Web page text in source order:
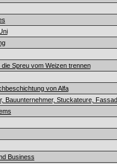
Spreu vom Weizen trennen
von Alfa
Bauunternehmer, Stuckateure,
Business